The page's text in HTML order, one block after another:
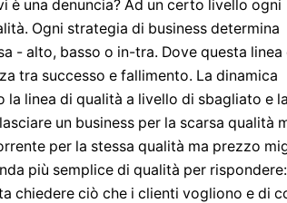
è una denuncia? Ad un certo livello ogni
Ogni strategia di business determina
- alto, basso o in-tra. Dove questa linea
tra successo e fallimento. La dinamica
linea di qualità a livello di sbagliato e la
un business per la scarsa qualità
per la stessa qualità ma prezzo
più semplice di qualità per rispondere:
chiedere ciò che i clienti vogliono e di